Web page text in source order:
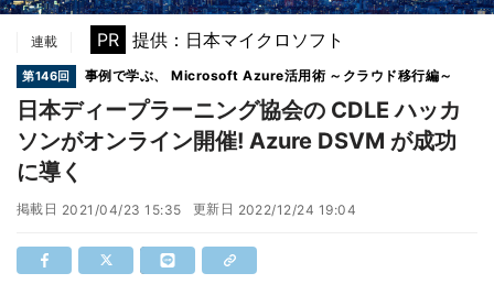
連載 PR 提供：日本マイクロソフト
第146回 事例で学ぶ、 Microsoft Azure活用術 ～クラウド移行編～
日本ディープラーニング協会の CDLE ハッカ
ソンがオンライン開催! Azure DSVM が成功
に導く
掲載日 2021/04/23 15:35 更新日 2022/12/24 19:04